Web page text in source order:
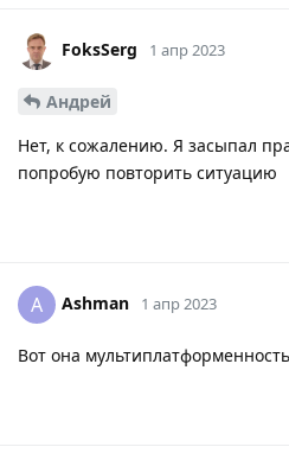
FoksSerg 1 апр 2023
Андрей
Нет, к сожалению. Я засыпал
попробую повторить ситуацию
A Ashman 1 апр 2023
Вот она